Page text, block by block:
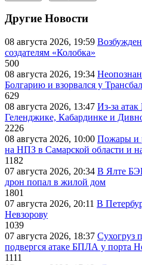
Другие Новости
08 августа 2026, 19:59
создателям «Колобка»
500
08 августа 2026, 19:34
Болгарию и взорвался у
629
08 августа 2026, 13:47 Из-за
Геленджике, Кабардинке и
2226
08 августа 2026, 10:00 Пожары и
на НПЗ в Самарской области и
1182
07 августа 2026, 20:34 В Ялте
дрон попал в жилой дом
1801
07 августа 2026, 20:11 В
Невзорову
1039
07 августа 2026, 18:37 Сухогруз
подвергся атаке БПЛА у порта
1111